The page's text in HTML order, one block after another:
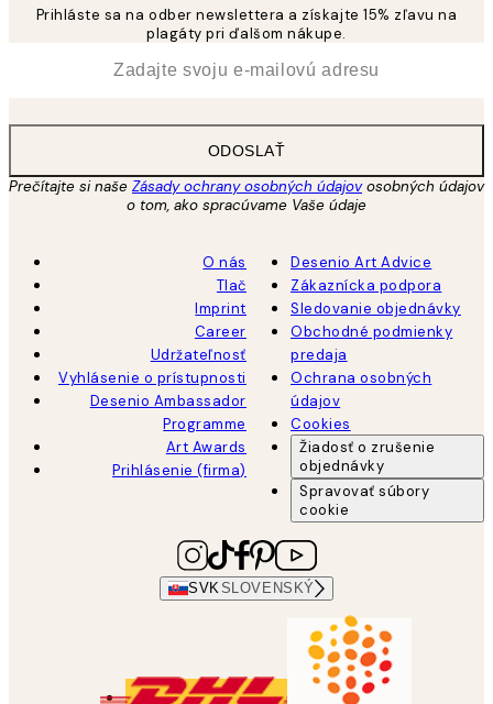
Prihláste sa na odber newslettera a získajte 15% zľavu na
plagáty pri ďalšom nákupe.
ODOSLAŤ
Prečítajte si naše Zásady ochrany osobných údajovosobných údajov
o tom, ako spracúvame Vaše údaje
O nás
Tlač
Imprint
Career
Udržateľnosť
Vyhlásenie o prístupnosti
Desenio Ambassador
Programme
Art Awards
Prihlásenie (firma)
Desenio Art Advice
Zákaznícka podpora
Sledovanie objednávky
Obchodné podmienky
predaja
Ochrana osobných
údajov
Cookies
Žiadosť o zrušenie
objednávky
Spravovať súbory
cookie
SVKSLOVENSKÝ